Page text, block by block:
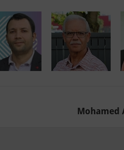
Mohamed